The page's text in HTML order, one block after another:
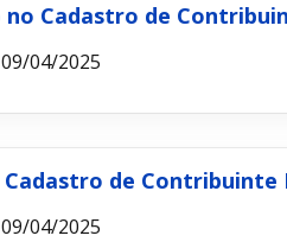
no Cadastro de
04/2025
Cadastro de
04/2025